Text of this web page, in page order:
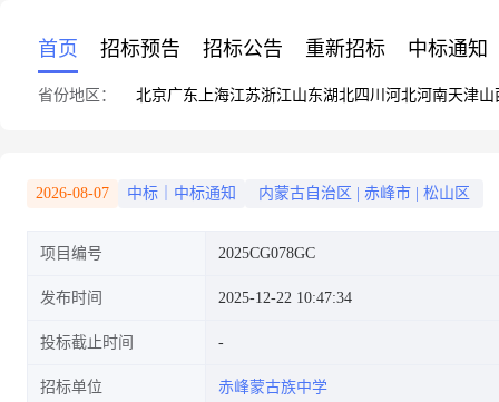
首页 招标预告 招标公告 重新招标 中标通知
省份地区： 北京广东 上海江苏浙江山东湖北四川 河北河南天津山
2026-08-07 中标｜中标通知 内蒙古自治区 赤峰市 松山区
项目编号 2025CG078GC
发布时间 2025-12-22 10:47:34
投标截止时间
招标单位 赤峰蒙古族中学